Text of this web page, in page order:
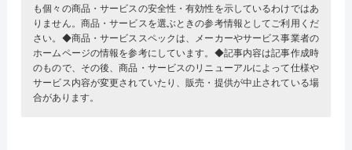
も個々の商品・サービスの安全性・有効性を示しているわけではあ
りません。商品・サービスを選ぶときの参考情報としてご利用くだ
さい。◆商品・サービススペックは、メーカーやサービス事業者の
ホームページの情報を参考にしています。◆記事内容は記事作成時
のもので、その後、商品・サービスのリニューアルによって仕様や
サービス内容が変更されていたり、販売・提供が中止されている場
合があります。